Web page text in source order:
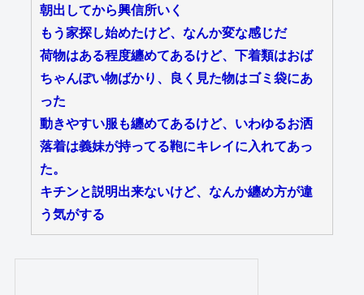
朝出してから興信所いく
もう家探し始めたけど、なんか変な感じだ
荷物はある程度纏めてあるけど、下着類はおば
ちゃんぽい物ばかり、良く見た物はゴミ袋にあ
った
動きやすい服も纏めてあるけど、いわゆるお洒
落着は義妹が持ってる鞄にキレイに入れてあっ
た。
キチンと説明出来ないけど、なんか纏め方が違
う気がする